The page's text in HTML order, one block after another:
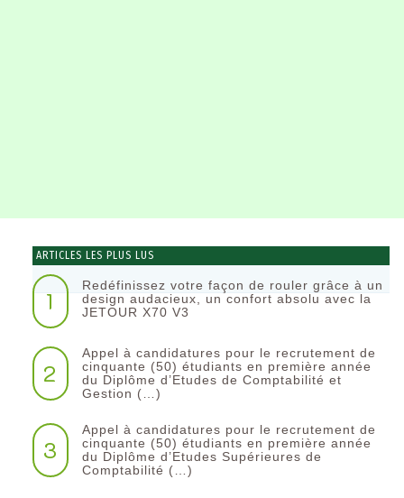
ARTICLES LES PLUS LUS
1
Redéfinissez votre façon de rouler grâce à un
design audacieux, un confort absolu avec la
JETOUR X70 V3
2
Appel à candidatures pour le recrutement de
cinquante (50) étudiants en première année
du Diplôme d’Etudes de Comptabilité et
Gestion (…)
3
Appel à candidatures pour le recrutement de
cinquante (50) étudiants en première année
du Diplôme d’Etudes Supérieures de
Comptabilité (…)